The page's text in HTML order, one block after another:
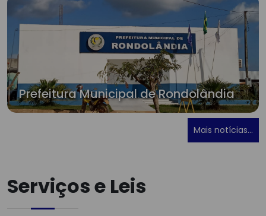
Prefeitura Municipal de Rondolândia
Mais notícias...
Serviços e Leis